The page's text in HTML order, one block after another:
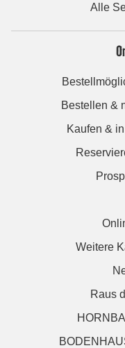
Alle
Bestellen &
Kaufen &
Weitere
Raus